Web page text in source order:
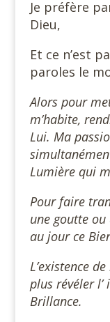
Je préfère
Dieu,
Et ce n’est
paroles le
Alors pour
m’habite,
Lui. Ma
Lumière qui
Pour faire
une goutte
au jour ce
L’existence
plus révéler l’
Brillance.